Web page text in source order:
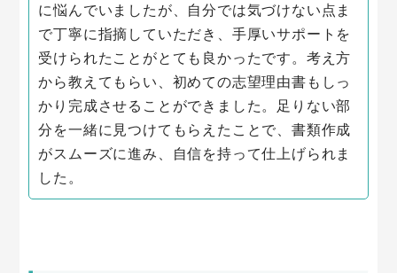
に悩んでいましたが、自分では気づけない点ま
で丁寧に指摘していただき、手厚いサポートを
受けられたことがとても良かったです。考え方
から教えてもらい、初めての志望理由書もしっ
かり完成させることができました。足りない部
分を一緒に見つけてもらえたことで、書類作成
がスムーズに進み、自信を持って仕上げられま
した。